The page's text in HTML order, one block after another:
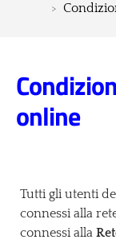
online
Tutti gli utenti
connessi alla
connessi alla